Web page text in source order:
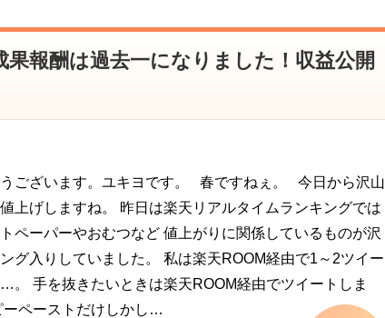
報酬は過去一になりました！収益公開
ございます。ユキヨです。 春ですねぇ。 今日から沢山
上げしますね。 昨日は楽天リアルタイムランキングでは
トペーパーやおむつなど 値上がりに関係しているものが沢
グ入りしていました。 私は楽天ROOM経由で1～2ツイー
。 手を抜きたいときは楽天ROOM経由でツイートしま
ーペーストだけしかし…